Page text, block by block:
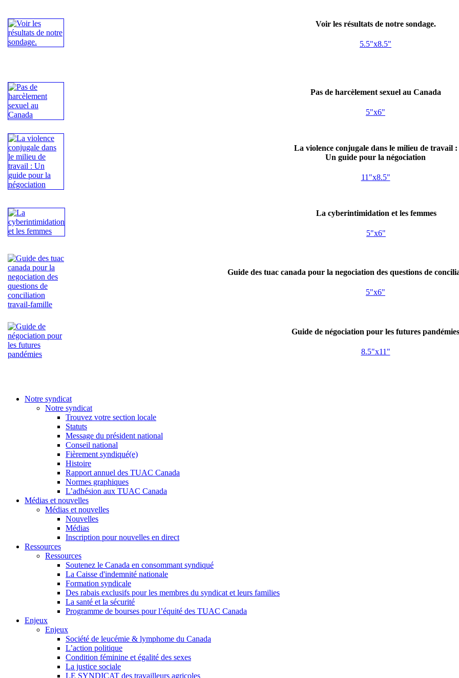
Voir les résultats de notre sondage.
5.5"x8.5"
Pas de harcèlement sexuel au Canada
5"x6"
La violence conjugale dans le milieu de travail :
Un guide pour la négociation
11"x8.5"
La cyberintimidation et les femmes
5"x6"
Guide des tuac canada pour la negociation des questions de
5"x6"
Guide de négociation pour les futures pandémies
8.5"x11"
Notre syndicat
Notre syndicat
Trouvez votre section locale
Statuts
Message du président national
Conseil national
Fièrement syndiqué(e)
Histoire
Rapport annuel des TUAC Canada
Normes graphiques
L’adhésion aux TUAC Canada
Médias et nouvelles
Médias et nouvelles
Nouvelles
Médias
Inscription pour nouvelles en direct
Ressources
Ressources
Soutenez le Canada en consommant syndiqué
La Caisse d'indemnité nationale
Formation syndicale
Des rabais exclusifs pour les membres du syndicat et leurs families
La santé et la sécurité
Programme de bourses pour l’équité des TUAC Canada
Enjeux
Enjeux
Société de leucémie & lymphome du Canada
L’action politique
Condition féminine et égalité des sexes
La justice sociale
LE SYNDICAT des travailleurs agricoles